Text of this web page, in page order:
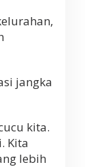
jangka
kita.
Kita
lebih